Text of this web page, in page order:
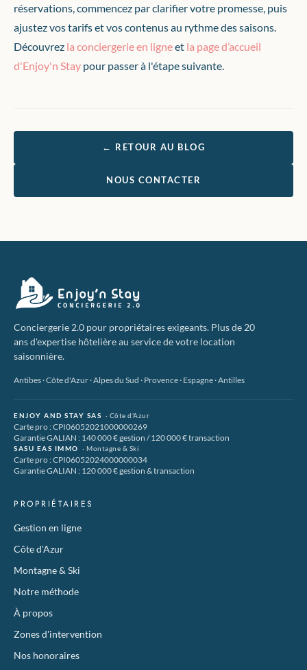
réservations, commencez par clarifier votre promesse, puis
ajustez vos tarifs et vos contenus au rythme des saisons.
Découvrez la conciergerie en ligneet la page d’accueil
d'Enjoy'n Stay pour passer à l'étape suivante.
← RETOUR AU BLOG
NOUS CONTACTER
Conciergerie 2.0 pour propriétaires exigeants. Plus de 20
ans d'expertise hôtelière au service de votre location
saisonnière.
Antibes · Côte d'Azur · Alpes du Sud · Provence · Espagne · Antilles
ENJOY AND STAY SAS · Côte d'Azur
Carte pro : CPI06052021000000269
Garantie GALIAN : 140 000 € gestion / 120 000 € transaction
SASU EAS IMMO · Montagne & Ski
Carte pro : CPI06052024000000034
Garantie GALIAN : 120 000 € gestion & transaction
PROPRIÉTAIRES
Gestion en ligne
Côte d'Azur
Montagne & Ski
Notre méthode
À propos
Zones d'intervention
Nos honoraires